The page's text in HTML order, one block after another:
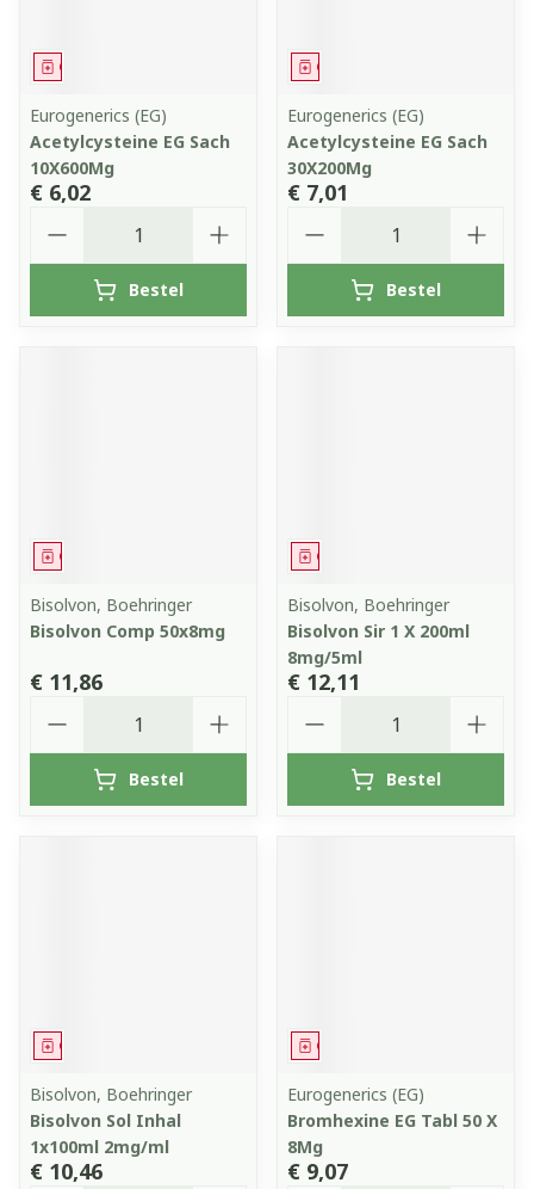
Geneesmiddel
Eurogenerics (EG)
Acetylcysteine EG Sach
10X600Mg
€ 6,02
Bestel
Geneesmiddel
Eurogenerics (EG)
Acetylcysteine EG Sach
30X200Mg
€ 7,01
Bestel
Geneesmiddel
Bisolvon, Boehringer
Bisolvon Comp 50x8mg
€ 11,86
Bestel
Geneesmiddel
Bisolvon, Boehringer
Bisolvon Sir 1 X 200ml
8mg/5ml
€ 12,11
Bestel
Geneesmiddel
Bisolvon, Boehringer
Bisolvon Sol Inhal
1x100ml 2mg/ml
€ 10,46
Geneesmiddel
Eurogenerics (EG)
Bromhexine EG Tabl 50 X
8Mg
€ 9,07